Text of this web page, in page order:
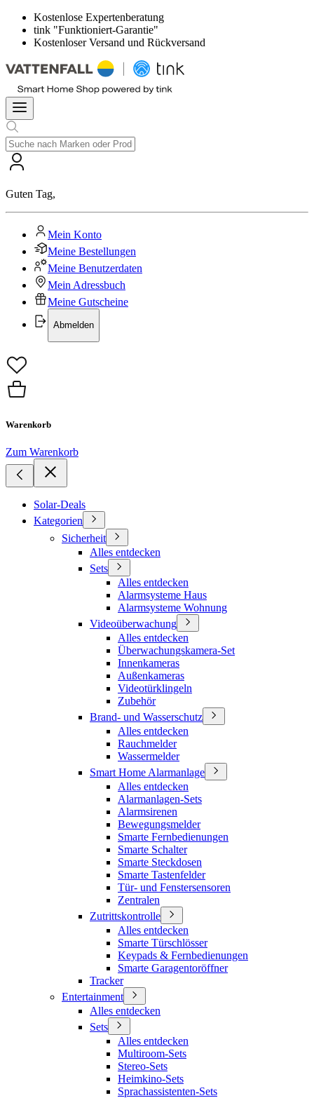
Kostenlose Expertenberatung
tink "Funktioniert-Garantie"
Kostenloser Versand und Rückversand
Guten Tag,
Mein Konto
Meine Bestellungen
Meine Benutzerdaten
Mein Adressbuch
Meine Gutscheine
Abmelden
Warenkorb
Zum Warenkorb
Solar-Deals
Kategorien
Sicherheit
Alles entdecken
Sets
Alles entdecken
Alarmsysteme Haus
Alarmsysteme Wohnung
Videoüberwachung
Alles entdecken
Überwachungskamera-Set
Innenkameras
Außenkameras
Videotürklingeln
Zubehör
Brand- und Wasserschutz
Alles entdecken
Rauchmelder
Wassermelder
Smart Home Alarmanlage
Alles entdecken
Alarmanlagen-Sets
Alarmsirenen
Bewegungsmelder
Smarte Fernbedienungen
Smarte Schalter
Smarte Steckdosen
Smarte Tastenfelder
Tür- und Fenstersensoren
Zentralen
Zutrittskontrolle
Alles entdecken
Smarte Türschlösser
Keypads & Fernbedienungen
Smarte Garagentoröffner
Tracker
Entertainment
Alles entdecken
Sets
Alles entdecken
Multiroom-Sets
Stereo-Sets
Heimkino-Sets
Sprachassistenten-Sets